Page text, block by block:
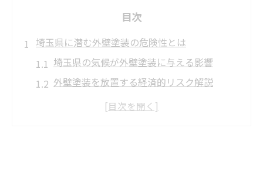
目次
埼玉県に潜む外壁塗装の危険性とは
埼玉県の気候が外壁塗装に与える影響
外壁塗装を放置する経済的リスク解説
外壁塗装で発生しやすい施工トラブル例